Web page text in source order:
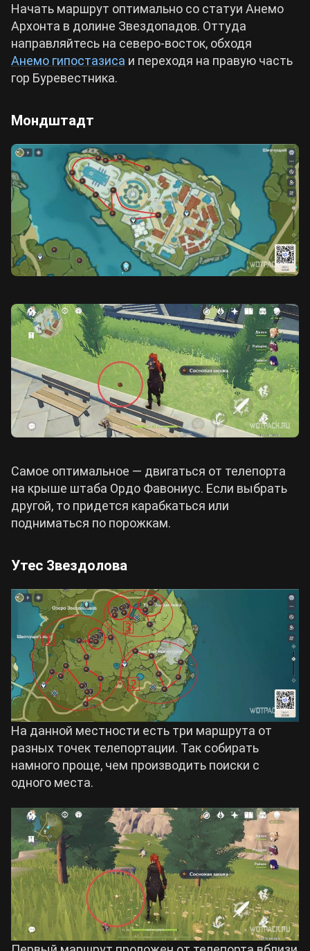
Начать маршрут оптимально со статуи Анемо
Архонта в долине Звездопадов. Оттуда
направляйтесь на северо-восток, обходя
Анемо гипостазиса и переходя на правую часть
гор Буревестника.
Мондштадт
Самое оптимальное — двигаться от телепорта
на крыше штаба Ордо Фавониус. Если выбрать
другой, то придется карабкаться или
подниматься по порожкам.
Утес Звездолова
На данной местности есть три маршрута от
разных точек телепортации. Так собирать
намного проще, чем производить поиски с
одного места.